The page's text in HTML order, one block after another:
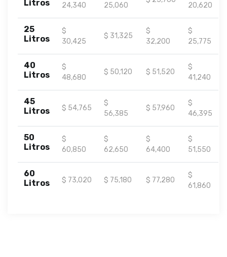
Litros
24,340
25,060
20,620
25
Litros
$
30,425
$ 31,325
$
32,200
$
25,775
40
Litros
$
48,680
$ 50,120 $ 51,520
$
41,240
45
Litros
$ 54,765
$
56,385
$ 57,960
$
46,395
50
Litros
$
60,850
$
62,650
$
64,400
$
51,550
60
Litros
$ 73,020 $ 75,180 $ 77,280
$
61,860